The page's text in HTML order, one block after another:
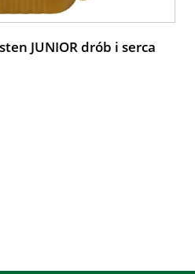
JUNIOR drób i serca